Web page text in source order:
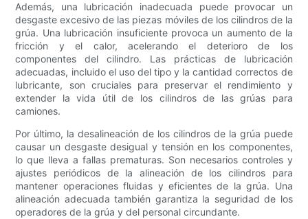
Además, una lubricación inadecuada puede provocar un
desgaste excesivo de las piezas móviles de los cilindros de la
grúa. Una lubricación insuficiente provoca un aumento de la
fricción y el calor, acelerando el deterioro de los
componentes del cilindro. Las prácticas de lubricación
adecuadas, incluido el uso del tipo y la cantidad correctos de
lubricante, son cruciales para preservar el rendimiento y
extender la vida útil de los cilindros de las grúas para
camiones.
Por último, la desalineación de los cilindros de la grúa puede
causar un desgaste desigual y tensión en los componentes,
lo que lleva a fallas prematuras. Son necesarios controles y
ajustes periódicos de la alineación de los cilindros para
mantener operaciones fluidas y eficientes de la grúa. Una
alineación adecuada también garantiza la seguridad de los
operadores de la grúa y del personal circundante.